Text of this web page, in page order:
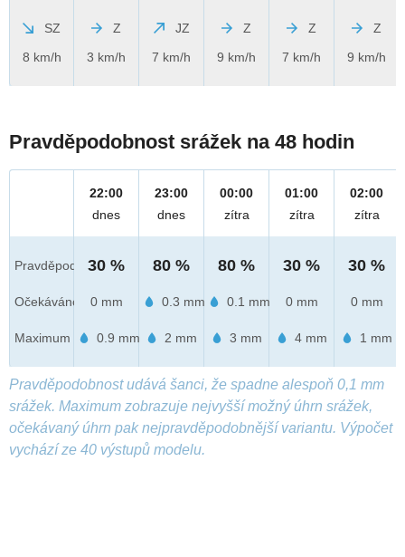
SZ
8 km/h
Z
3 km/h
JZ
7 km/h
Z
9 km/h
Z
7 km/h
Z
9 km/h
Pravděpodobnost srážek na 48 hodin
Pravděpod.
Očekáváno
Maximum
22:00
dnes
30 %
0 mm
0.9 mm
23:00
dnes
80 %
0.3 mm
2 mm
00:00
zítra
80 %
0.1 mm
3 mm
01:00
zítra
30 %
0 mm
4 mm
02:00
zítra
30 %
0 mm
1 mm
Pravděpodobnost udává šanci, že spadne alespoň 0,1 mm
srážek. Maximum zobrazuje nejvyšší možný úhrn srážek,
očekávaný úhrn pak nejpravděpodobnější variantu. Výpočet
vychází ze 40 výstupů modelu.